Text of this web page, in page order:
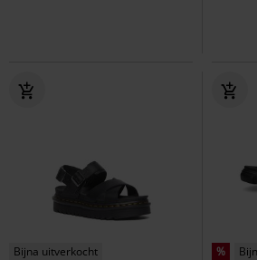
Bijna uitverkocht %